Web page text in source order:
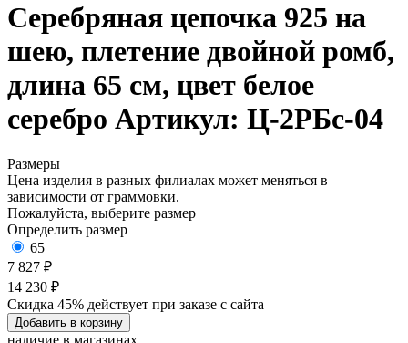
Серебряная цепочка 925 на
шею, плетение двойной ромб,
длина 65 см, цвет белое
серебро Артикул: Ц-2РБс-04
Размеры
Цена изделия в разных филиалах может меняться в
зависимости от граммовки.
Пожалуйста, выберите размер
Определить размер
65
7 827 ₽
14 230 ₽
Скидка 45% действует при заказе с сайта
Добавить в корзину
наличие в магазинах